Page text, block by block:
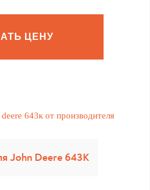
ЦЕНУ
John Deere 643К